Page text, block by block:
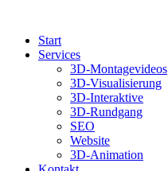
Start
Services
3D-Montagevideos
3D-Visualisierung
3D-Interaktive
3D-Rundgang
SEO
Website
3D-Animation